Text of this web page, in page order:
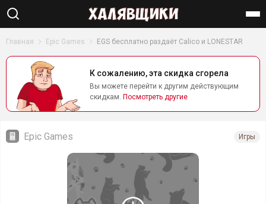
Найти
Главная Epic Games EGS бесплатно раздаёт Calico и LONESTAR
К сожалению, эта скидка сгорела
Вы можете перейти к другим действующим
скидкам. Посмотреть другие
Epic Games Игры